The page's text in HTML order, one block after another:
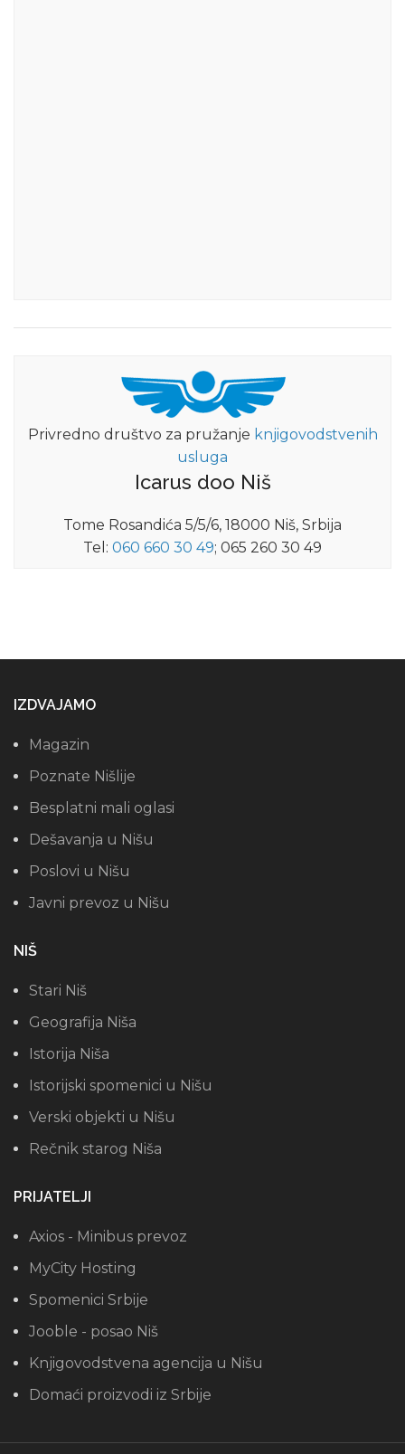
Privredno društvo za pružanje knjigovodstvenih
usluga
Icarus doo Niš
Tome Rosandića 5/5/6, 18000 Niš, Srbija
Tel: 060 660 30 49; 065 260 30 49
IZDVAJAMO
Magazin
Poznate Nišlije
Besplatni mali oglasi
Dešavanja u Nišu
Poslovi u Nišu
Javni prevoz u Nišu
NIŠ
Stari Niš
Geografija Niša
Istorija Niša
Istorijski spomenici u Nišu
Verski objekti u Nišu
Rečnik starog Niša
PRIJATELJI
Axios - Minibus prevoz
MyCity Hosting
Spomenici Srbije
Jooble - posao Niš
Knjigovodstvena agencija u Nišu
Domaći proizvodi iz Srbije